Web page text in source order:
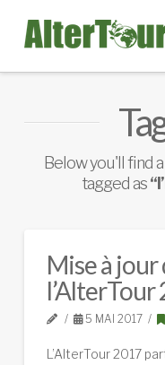
Below you'll find
tagged as
Mise à
l’AlterTour
5 MAI 2017
L’AlterTour 2017